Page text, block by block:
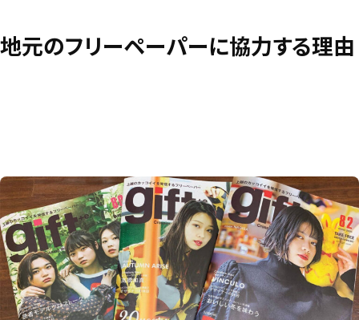
地元のフリーペーパーに協力する理由